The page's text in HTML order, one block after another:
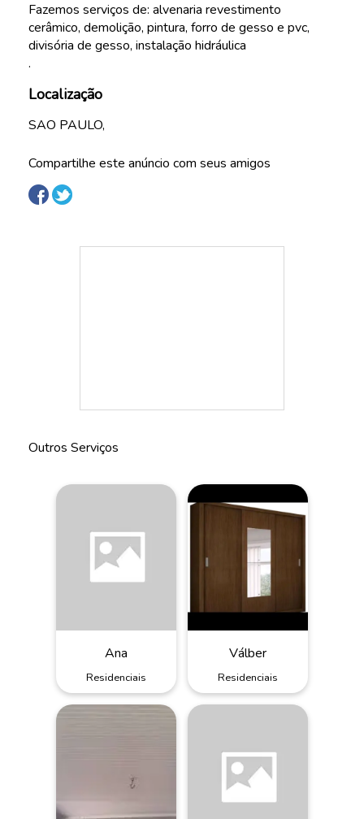
Fazemos serviços de: alvenaria revestimento
cerâmico, demolição, pintura, forro de gesso e pvc,
divisória de gesso, instalação hidráulica
.
Localização
SAO PAULO,
Compartilhe este anúncio com seus amigos
Outros Serviços
Ana
Residenciais
Válber
Residenciais